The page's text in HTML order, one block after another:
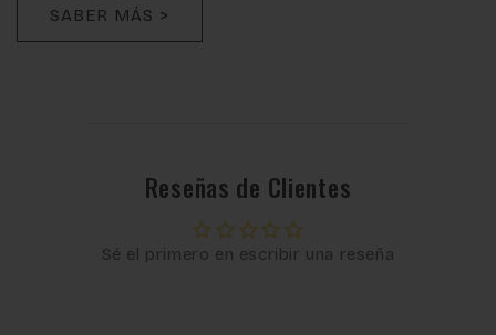
SABER MÁS >
Reseñas de Clientes
Sé el primero en escribir una reseña